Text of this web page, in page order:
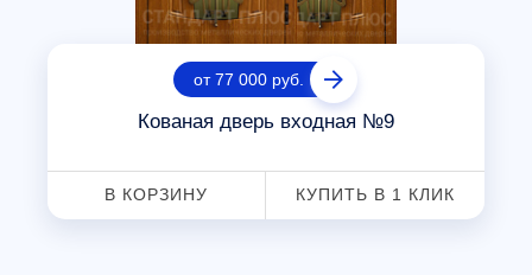
от 77 000 руб.
Кованая дверь входная №9
В КОРЗИНУ КУПИТЬ В 1 КЛИК